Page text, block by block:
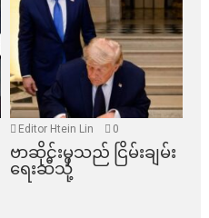
Editor Htein Lin 0
ဗာဆိုင်းမှသည် ငြိမ်းချမ်း
ရေးဆီသို့